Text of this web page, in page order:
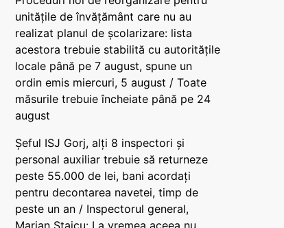
unitățile de învățământ care nu au
realizat planul de școlarizare: lista
acestora trebuie stabilită cu autoritățile
locale până pe 7 august, spune un
ordin emis miercuri, 5 august / Toate
măsurile trebuie încheiate până pe 24
august
Șeful ISJ Gorj, alți 8 inspectori și
personal auxiliar trebuie să returneze
peste 55.000 de lei, bani acordați
pentru decontarea navetei, timp de
peste un an / Inspectorul general,
Marian Staicu: La vremea aceea nu